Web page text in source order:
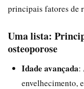
principais fatores de
Uma lista:
osteoporose
Idade avançada:
envelhecimento,